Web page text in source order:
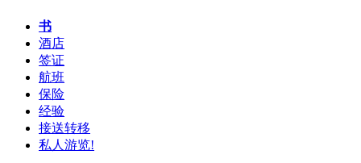
书
酒店
签证
航班
保险
经验
接送转移
私人游览!